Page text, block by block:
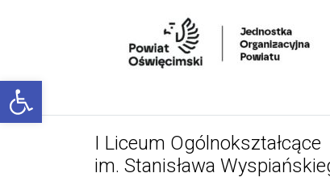
Open toolbar
I Liceum Ogólnokształcące
im. Stanisława